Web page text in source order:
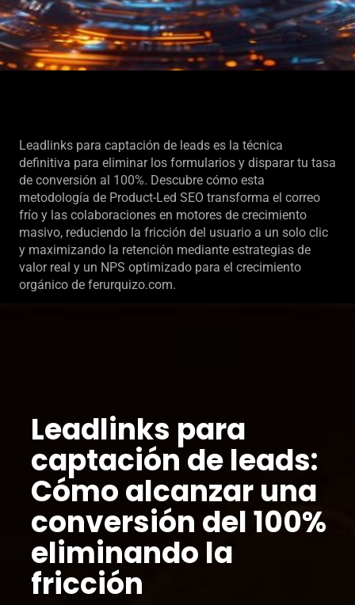
Leadlinks para captación de leads es la técnica
definitiva para eliminar los formularios y disparar tu tasa
de conversión al 100%. Descubre cómo esta
metodología de Product-Led SEO transforma el correo
frío y las colaboraciones en motores de crecimiento
masivo, reduciendo la fricción del usuario a un solo clic
y maximizando la retención mediante estrategias de
valor real y un NPS optimizado para el crecimiento
orgánico de ferurquizo.com.
Leadlinks para
captación de leads:
Cómo alcanzar una
conversión del 100%
eliminando la
fricción